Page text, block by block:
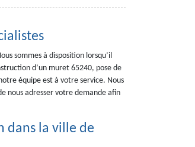
sommes à disposition lorsqu’il
d’un muret 65240, pose de
équipe est à votre service. Nous
nous adresser votre demande afin
dans la ville de